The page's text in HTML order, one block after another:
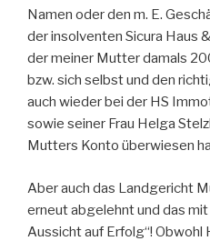
Namen oder den m. E.
der insolventen Sicura Haus
der meiner Mutter damals
bzw. sich selbst und den
auch wieder bei der HS
sowie seiner Frau Helga
Mutters Konto überwiesen
Aber auch das Landgericht
erneut abgelehnt und das
Aussicht auf Erfolg“! Obwohl